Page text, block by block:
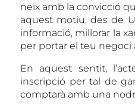
neix amb la convicció
aquest motiu, des de
informació, millorar la
per portar el teu negoci
En aquest sentit,
inscripció per tal de
comptarà amb una